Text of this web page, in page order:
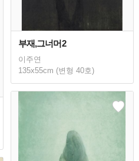
부재,그너머2
이주연
135x55cm (변형 40호)